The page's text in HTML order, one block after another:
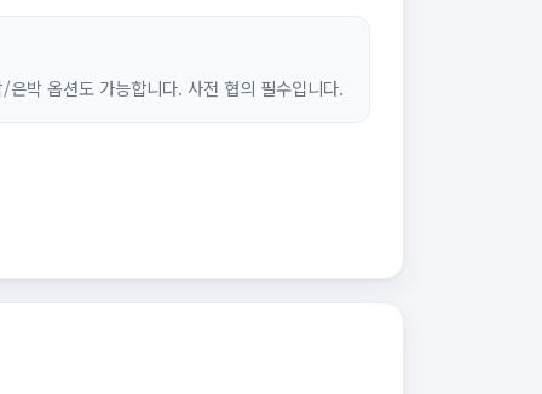
박 옵션도 가능합니다. 사전 협의 필수입니다.